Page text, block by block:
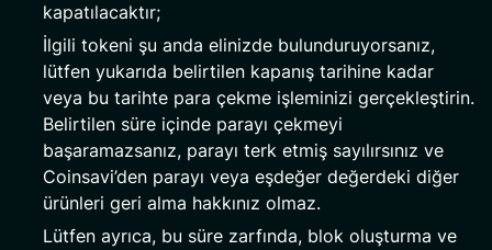
kapatılacaktır;
İlgili tokeni şu anda elinizde bulunduruyorsanız,
lütfen yukarıda belirtilen kapanış tarihine kadar
veya bu tarihte para çekme işleminizi gerçekleştirin.
Belirtilen süre içinde parayı çekmeyi
başaramazsanız, parayı terk etmiş sayılırsınız ve
Coinsavi’den parayı veya eşdeğer değerdeki diğer
ürünleri geri alma hakkınız olmaz.
Lütfen ayrıca, bu süre zarfında, blok oluşturma ve